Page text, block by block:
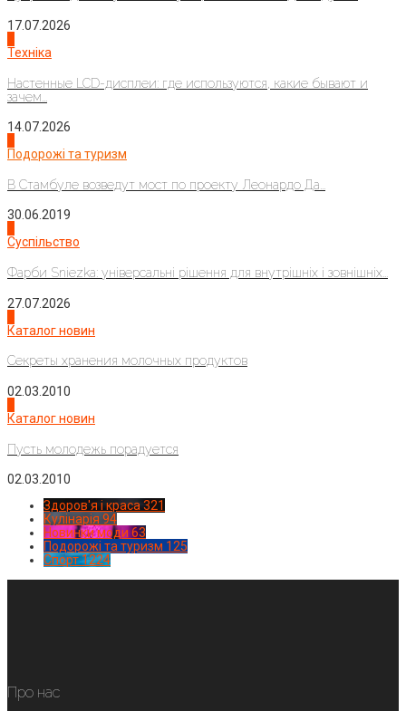
17.07.2026
Техніка
Настенные LCD-дисплеи: где используются, какие бывают и
зачем...
14.07.2026
Подорожі та туризм
В Стамбуле возведут мост по проекту Леонардо Да...
30.06.2019
Суспільство
Фарби Sniezka: універсальні рішення для внутрішніх і зовнішніх...
27.07.2026
Каталог новин
Секреты хранения молочных продуктов
02.03.2010
Каталог новин
Пусть молодежь порадуется
02.03.2010
Здоров'я і краса 321
Кулінарія 94
Новинки моди 63
Подорожі та туризм 125
Спорт1224
Про нас